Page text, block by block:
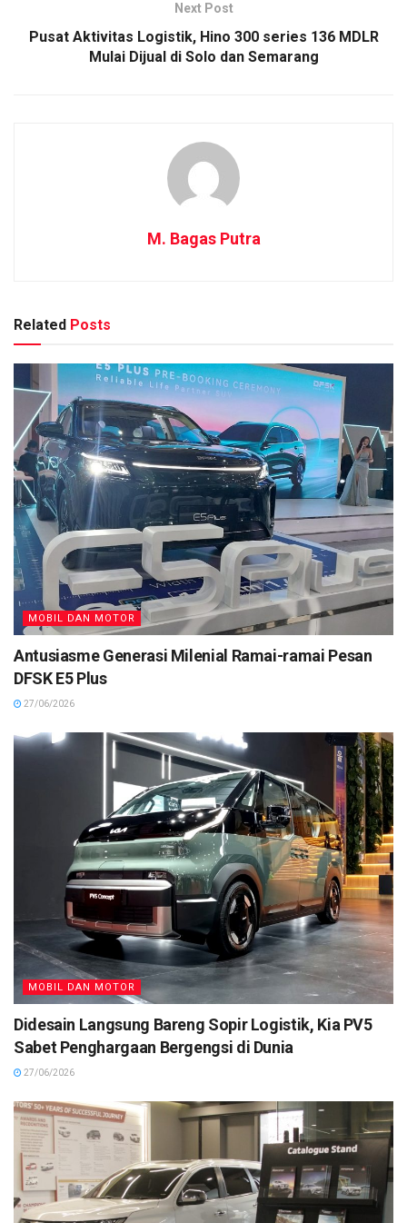
Next Post
Pusat Aktivitas Logistik, Hino 300 series 136 MDLR
Mulai Dijual di Solo dan Semarang
M. Bagas Putra
Related Posts
MOBIL DAN MOTOR
Antusiasme Generasi Milenial Ramai-ramai Pesan
DFSK E5 Plus
27/06/2026
MOBIL DAN MOTOR
Didesain Langsung Bareng Sopir Logistik, Kia PV5
Sabet Penghargaan Bergengsi di Dunia
27/06/2026